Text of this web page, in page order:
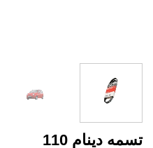
تسمه دینام 110